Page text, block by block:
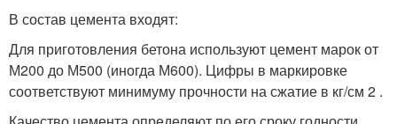
В состав цемента входят:
Для приготовления бетона используют цемент марок от
М200 до М500 (иногда М600). Цифры в маркировке
соответствуют минимуму прочности на сжатие в кг/см 2 .